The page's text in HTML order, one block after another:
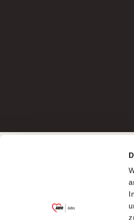
Garitz Bewirtschaftungsbetriebe
(Ein Tochterunternehmen des
Bezirksverbandes Unterfranken